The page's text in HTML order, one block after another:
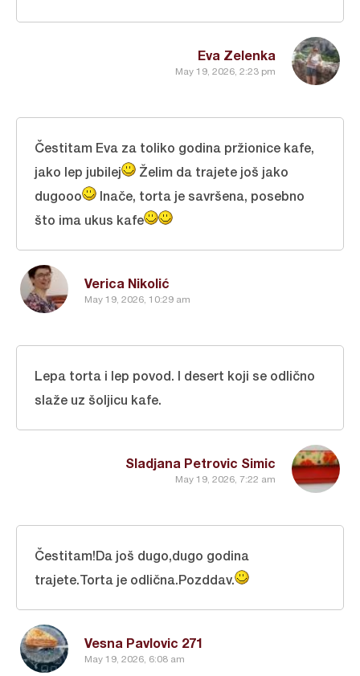
Eva Zelenka
May 19, 2026, 2:23 pm
Verica Nikolić
May 19, 2026, 10:29 am
Čestitam Eva za toliko godina pržionice kafe,
jako lep jubilej
Želim da trajete još jako
dugooo
Inače, torta je savršena, posebno
što ima ukus kafe
Sladjana Petrovic Simic
May 19, 2026, 7:22 am
Lepa torta i lep povod. I desert koji se odlično
slaže uz šoljicu kafe.
Vesna Pavlovic 271
May 19, 2026, 6:08 am
Čestitam!Da još dugo,dugo godina
trajete.Torta je odlična.Pozddav.